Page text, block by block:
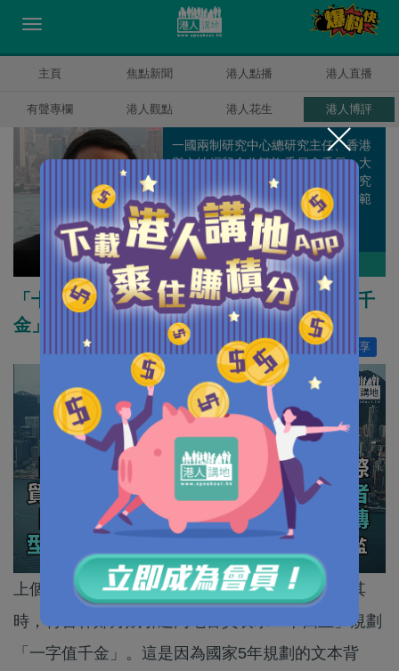
主頁 焦點新聞 港人點播 港人直播
有聲專欄 港人觀點 港人花生 港人博評
方舟
一國兩制研究中心總研究主任、香港
與內地經貿合作諮詢委員會委員、大
嶼山發展諮詢委員會委員，從事研究
工作多年，主力研究政治、經濟等範
疇。
作者其他博評
「十四五」給香港的定位 如何才能「一字值千
金」？
分享
讚好 67
上個月的全國兩會通過了國家「十四五」規劃。其
時，特首林鄭月娥引述內地官員表示「十四五」規劃
「一字值千金」。這是因為國家5年規劃的文本背